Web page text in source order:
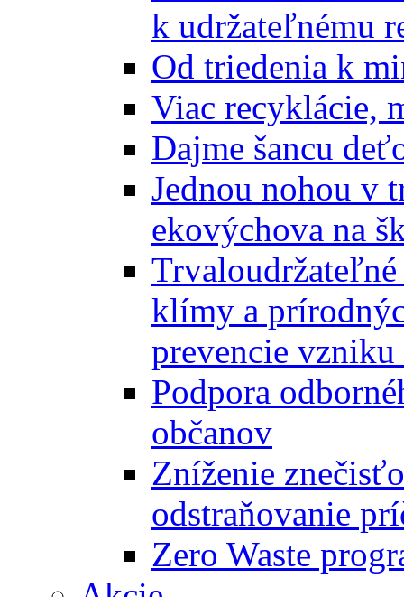
k udržateľnému
Od triedenia k
Viac recyklácie,
Dajme šancu
Jednou nohou v
ekovýchova na
klímy a
prevencie vzniku
Podpora
občanov
Zníženie
odstraňovanie
Zero Waste